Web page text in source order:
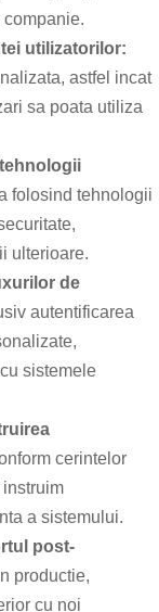
utilizatorilor:
astfel incat
sa poata utiliza
folosind tehnologii
ulterioare.
de
autentificarea
sistemele
cerintelor
a sistemului.
post-
productie,
cu noi